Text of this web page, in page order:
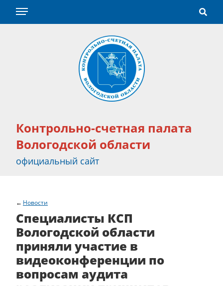
Контрольно-счетная палата
Вологодской области
официальный сайт
Новости
Специалисты КСП
Вологодской области
приняли участие в
видеоконференции по
вопросам аудита